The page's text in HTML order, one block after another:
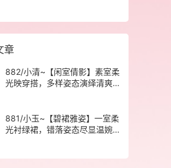
章
882/小清~【闲室倩影】素室柔
光映穿搭，多样姿态演绎清爽
881/小玉~【碧裙雅姿】一室柔
光衬绿裙，错落姿态尽显温婉